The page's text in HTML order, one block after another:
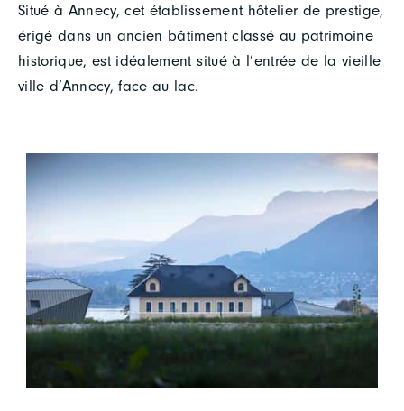
Situé à Annecy, cet établissement hôtelier de prestige,
érigé dans un ancien bâtiment classé au patrimoine
historique, est idéalement situé à l’entrée de la vieille
ville d’Annecy, face au lac.